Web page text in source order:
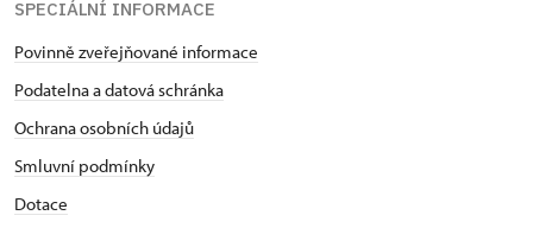
SPECIÁLNÍ INFORMACE
Povinně zveřejňované informace
Podatelna a datová schránka
Ochrana osobních údajů
Smluvní podmínky
Dotace